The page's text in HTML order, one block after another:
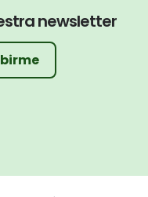
newsletter